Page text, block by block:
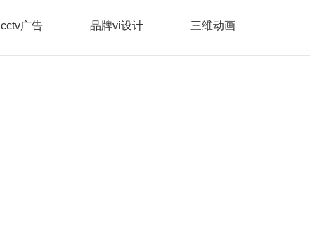
cctv广告 品牌vi设计 三维动画